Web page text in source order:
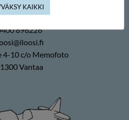
Oy
896226
4-10 c/o Memofoto
Vantaa
KAIKKI